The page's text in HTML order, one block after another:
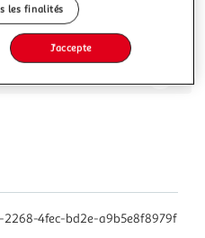
4fec-bd2e-a9b5e8f8979f
les finalités
J'accepte